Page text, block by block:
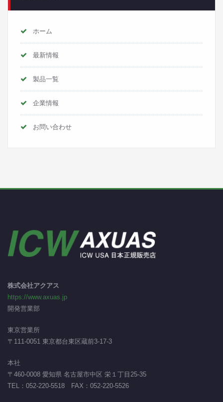
ホーム
最新情報
製品一覧
企業情報
お問い合わせ
株式会社アクアス
https://www.axuas.jp
開発営業部
東京営業所
〒111-0051 東京都台東区蔵前3-17-3
本社
〒460-0008 愛知県 名古屋市中区 栄１丁目25-35
TEL： 052-220-5518 FAX：052-220-5526